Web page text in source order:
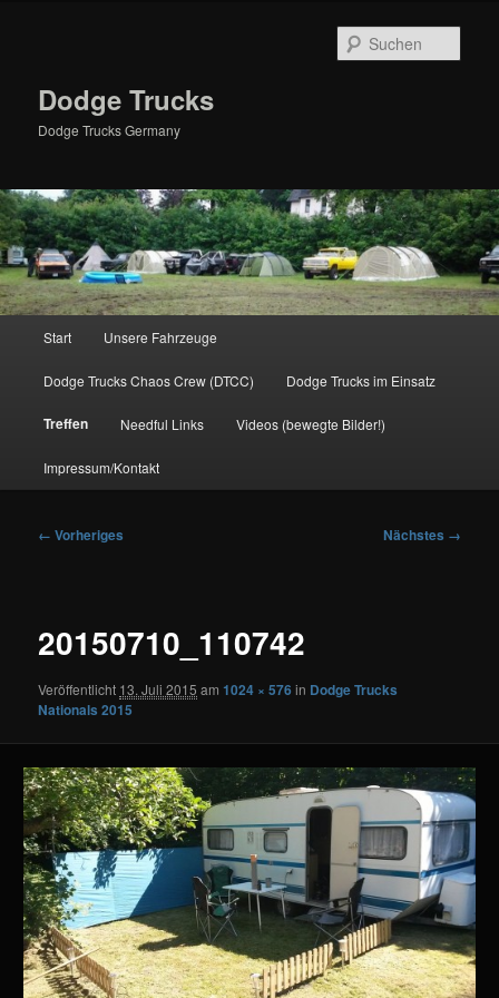
Dodge Trucks
Dodge Trucks Germany
Start Unsere Fahrzeuge
Dodge Trucks Chaos Crew (DTCC) Dodge Trucks im Einsatz
Treffen Needful Links Videos (bewegte Bilder!)
Impressum/Kontakt
Bilder-
← Vorheriges Nächstes →
20150710_110742
Veröffentlicht 13. Juli 2015 am1024 × 576 in Dodge Trucks
Nationals 2015